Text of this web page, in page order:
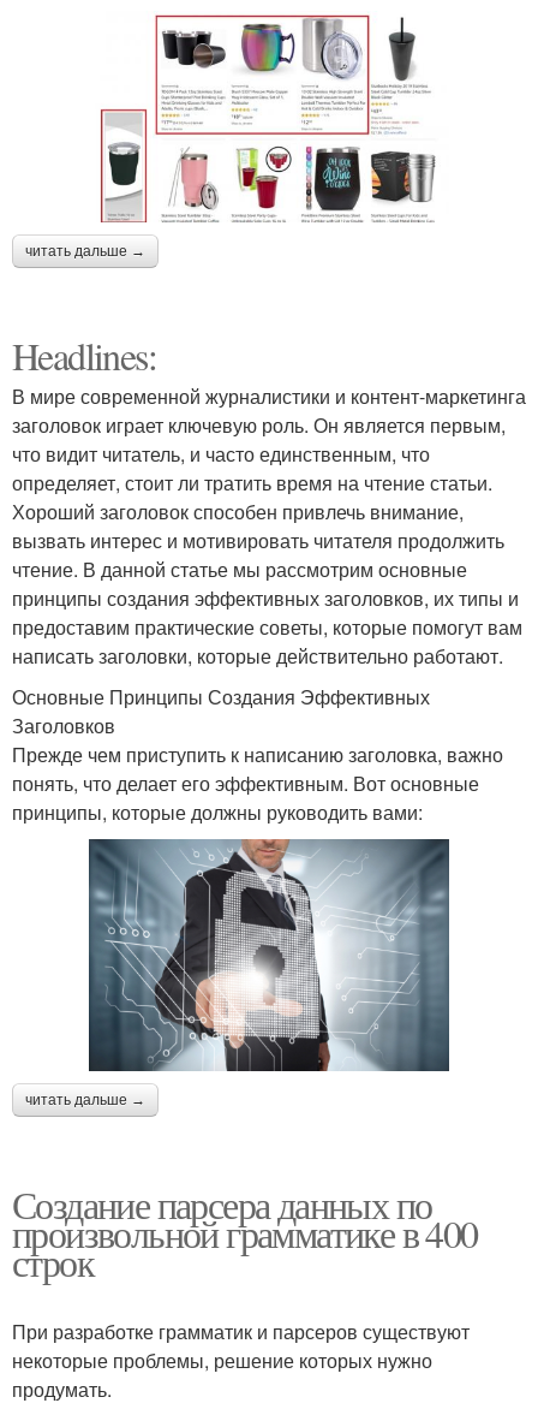
читать дальше →
Headlines:
В мире современной журналистики и контент-маркетинга
заголовок играет ключевую роль. Он является первым,
что видит читатель, и часто единственным, что
определяет, стоит ли тратить время на чтение статьи.
Хороший заголовок способен привлечь внимание,
вызвать интерес и мотивировать читателя продолжить
чтение. В данной статье мы рассмотрим основные
принципы создания эффективных заголовков, их типы и
предоставим практические советы, которые помогут вам
написать заголовки, которые действительно работают.
Основные Принципы Создания Эффективных
Заголовков
Прежде чем приступить к написанию заголовка, важно
понять, что делает его эффективным. Вот основные
принципы, которые должны руководить вами:
читать дальше →
Создание парсера данных по
произвольной грамматике в 400
строк
При разработке грамматик и парсеров существуют
некоторые проблемы, решение которых нужно
продумать.